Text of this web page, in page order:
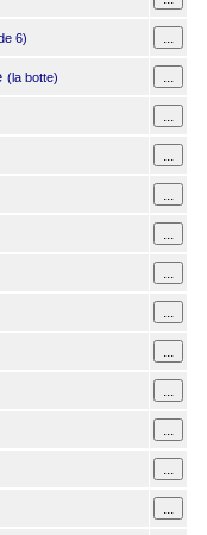
6)
(la botte)